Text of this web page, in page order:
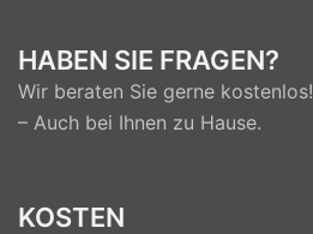
HABEN SIE FRAGEN?
Wir beraten Sie gerne kostenlos!
– Auch bei Ihnen zu Hause.
KOSTEN